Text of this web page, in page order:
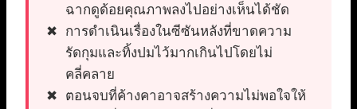
ฉากดูด้อยคุณภาพลงไปอย่างเห็นได้ชัด
การดำเนินเรื่องในซีซันหลังที่ขาดความ
รัดกุมและทิ้งปมไว้มากเกินไปโดยไม่
คลี่คลาย
ตอนจบที่ค้างคาอาจสร้างความไม่พอใจให้